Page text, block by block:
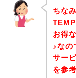
ちな
お得
♪なの
サー
を参